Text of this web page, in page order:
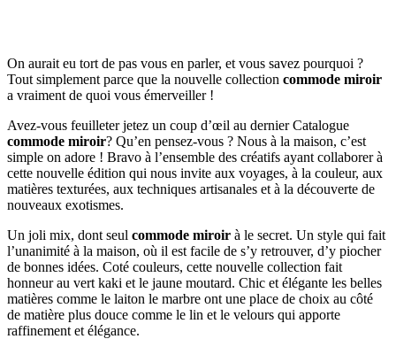
On aurait eu tort de pas vous en parler, et vous savez pourquoi ?
Tout simplement parce que la nouvelle collection commode miroir
a vraiment de quoi vous émerveiller !
Avez-vous feuilleter jetez un coup d’œil au dernier Catalogue
commode miroir? Qu’en pensez-vous ? Nous à la maison, c’est
simple on adore ! Bravo à l’ensemble des créatifs ayant collaborer à
cette nouvelle édition qui nous invite aux voyages, à la couleur, aux
matières texturées, aux techniques artisanales et à la découverte de
nouveaux exotismes.
Un joli mix, dont seul commode miroir à le secret. Un style qui fait
l’unanimité à la maison, où il est facile de s’y retrouver, d’y piocher
de bonnes idées. Coté couleurs, cette nouvelle collection fait
honneur au vert kaki et le jaune moutard. Chic et élégante les belles
matières comme le laiton le marbre ont une place de choix au côté
de matière plus douce comme le lin et le velours qui apporte
raffinement et élégance.